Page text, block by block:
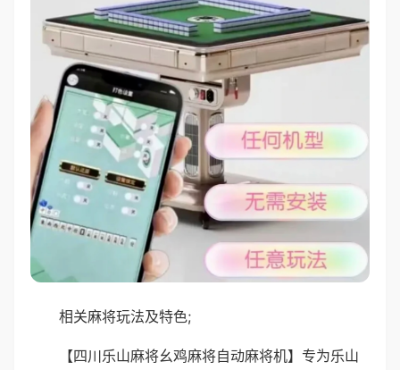
相关麻将玩法及特色;
【四川乐山麻将幺鸡麻将自动麻将机】专为乐山